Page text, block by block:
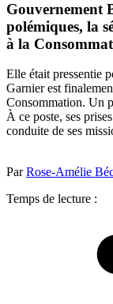
Gouvernement
polémiques, la
à la
Elle était pressentie
Garnier est
Consommation. Un
À ce poste, ses
conduite de ses
ParRose-Amélie
Temps de lecture :